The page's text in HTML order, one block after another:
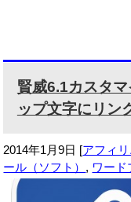
賢威6.1カスタ
ップ文字にリン
2014年1月9日 [アフィ
ール（ソフト） , ワード